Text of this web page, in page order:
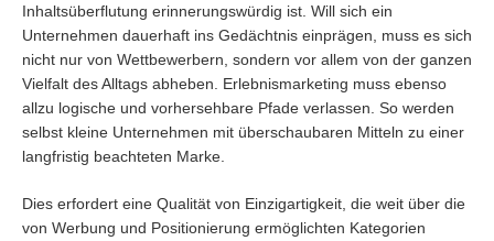
Inhaltsüberflutung erinnerungswürdig ist. Will sich ein
Unternehmen dauerhaft ins Gedächtnis einprägen, muss es sich
nicht nur von Wettbewerbern, sondern vor allem von der ganzen
Vielfalt des Alltags abheben. Erlebnismarketing muss ebenso
allzu logische und vorhersehbare Pfade verlassen. So werden
selbst kleine Unternehmen mit überschaubaren Mitteln zu einer
langfristig beachteten Marke.
Dies erfordert eine Qualität von Einzigartigkeit, die weit über die
von Werbung und Positionierung ermöglichten Kategorien